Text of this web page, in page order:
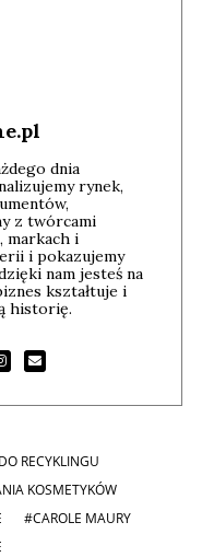
dnia
rynek,
z twórcami
markach i
i pokazujemy
nam jesteś na
kształtuje i
historię.
RECYKLINGU
KOSMETYKÓW
#CAROLE MAURY